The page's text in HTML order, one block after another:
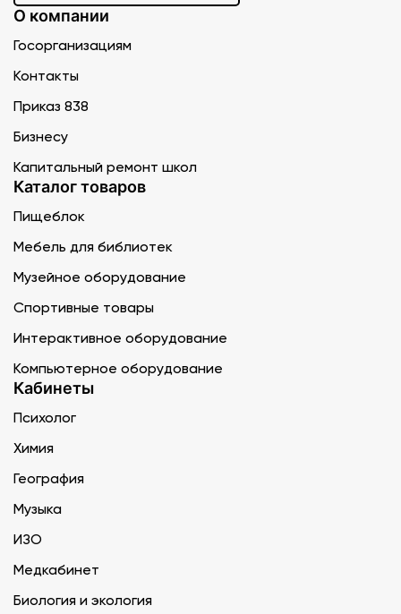
О компании
Госорганизациям
Контакты
Приказ 838
Бизнесу
Капитальный ремонт школ
Каталог товаров
Пищеблок
Мебель для библиотек
Музейное оборудование
Спортивные товары
Интерактивное оборудование
Компьютерное оборудование
Кабинеты
Психолог
Химия
География
Музыка
ИЗО
Медкабинет
Биология и экология